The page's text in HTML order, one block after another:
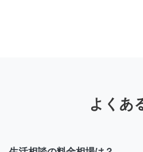
よくあ